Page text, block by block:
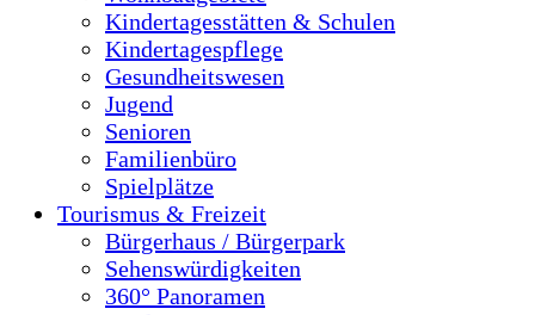
Kindertagesstätten & Schulen
Kindertagespflege
Gesundheitswesen
Jugend
Senioren
Familienbüro
Spielplätze
Tourismus & Freizeit
Bürgerhaus / Bürgerpark
Sehenswürdigkeiten
360° Panoramen